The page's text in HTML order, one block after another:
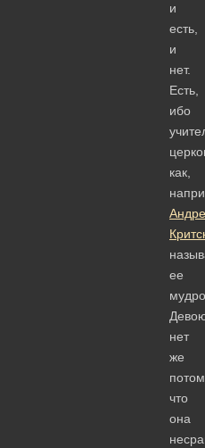
и
есть,
и
нет.
Есть,
ибо
как,
ее
нет
же
что
она